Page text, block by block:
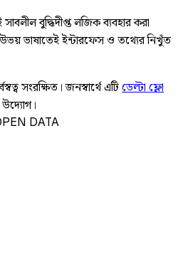
বুদ্ধিদীপ্ত লজিক ব্যবহার করা
ভাষাতেই ইন্টারফেস ও তথ্যের নিখুঁত
সংরক্ষিত। জনস্বার্থে এটিডেল্টা ফ্লো
DATA